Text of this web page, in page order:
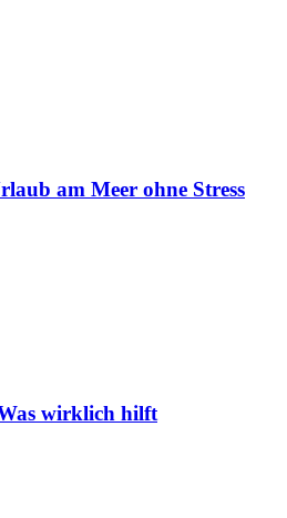
am Meer ohne Stress
wirklich hilft